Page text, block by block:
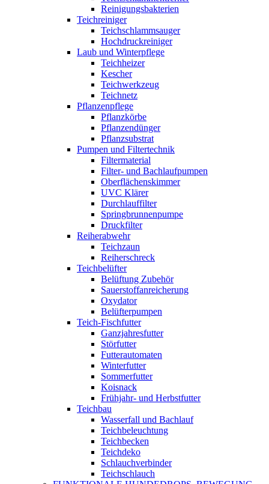
Reinigungsbakterien
Teichreiniger
Teichschlammsauger
Hochdruckreiniger
Laub und Winterpflege
Teichheizer
Kescher
Teichwerkzeug
Teichnetz
Pflanzenpflege
Pflanzkörbe
Pflanzendünger
Pflanzsubstrat
Pumpen und Filtertechnik
Filtermaterial
Filter- und Bachlaufpumpen
Oberflächenskimmer
UVC Klärer
Durchlauffilter
Springbrunnenpumpe
Druckfilter
Reiherabwehr
Teichzaun
Reiherschreck
Teichbelüfter
Belüftung Zubehör
Sauerstoffanreicherung
Oxydator
Belüfterpumpen
Teich-Fischfutter
Ganzjahresfutter
Störfutter
Futterautomaten
Winterfutter
Sommerfutter
Koisnack
Frühjahr- und Herbstfutter
Teichbau
Wasserfall und Bachlauf
Teichbeleuchtung
Teichbecken
Teichdeko
Schlauchverbinder
Teichschlauch